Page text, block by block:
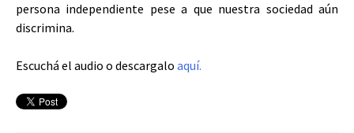
persona independiente pese a que nuestra sociedad aún
discrimina.
Escuchá el audio o descargalo aquí.